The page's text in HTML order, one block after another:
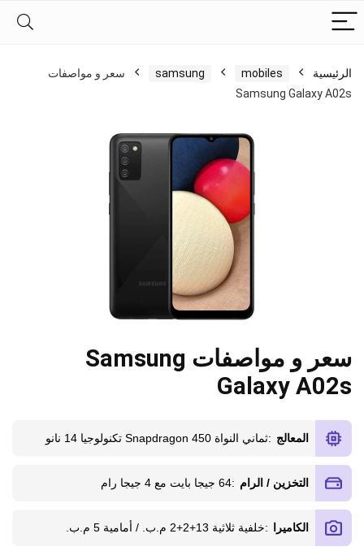
الرئيسية mobiles
samsung
سعر و مواصفات
Samsung Galaxy A02s
سعر و مواصفات Samsung
Galaxy A02s
المعالج :ثماني النواة Snapdragon 450 تكنولوجيا 14 نانو
التخزين / الرام :64 جيجا بايت مع 4 جيجا رام
الكاميرا :خلفية ثلاثية 13+2+2 م.ب. / أمامية 5 م.ب.